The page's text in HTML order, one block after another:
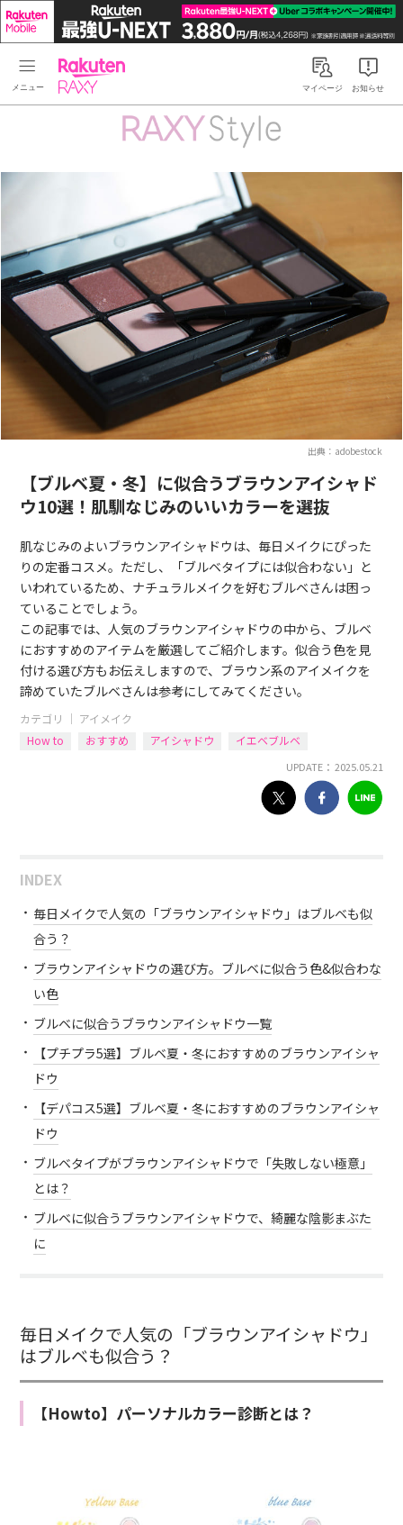
Rakuten RAXYマイページ お知らせ
出典：adobestock
【ブルベ夏・冬】に似合うブラウンアイシャド
ウ10選！肌馴なじみのいいカラーを選抜
肌なじみのよいブラウンアイシャドウは、毎日メイクにぴった
りの定番コスメ。ただし、「ブルベタイプには似合わない」と
いわれているため、ナチュラルメイクを好むブルベさんは困っ
ていることでしょう。
この記事では、人気のブラウンアイシャドウの中から、ブルベ
におすすめのアイテムを厳選してご紹介します。似合う色を見
付ける選び方もお伝えしますので、ブラウン系のアイメイクを
諦めていたブルベさんは参考にしてみてください。
カテゴリ ｜ アイメイク
How to
おすすめ アイシャドウ イエベブルベ
UPDATE： 2025.05.21
INDEX
毎日メイクで人気の「ブラウンアイシャドウ」はブルベも似
合う？
ブラウンアイシャドウの選び方。ブルベに似合う色&似合わな
い色
ブルベに似合うブラウンアイシャドウ一覧
【プチプラ5選】ブルベ夏・冬におすすめのブラウンアイシャ
ドウ
【デパコス5選】ブルベ夏・冬におすすめのブラウンアイシャ
ドウ
ブルベタイプがブラウンアイシャドウで「失敗しない極意」
とは？
ブルベに似合うブラウンアイシャドウで、綺麗な陰影まぶた
に
毎日メイクで人気の「ブラウンアイシャドウ」
はブルベも似合う？
【Howto】パーソナルカラー診断とは？